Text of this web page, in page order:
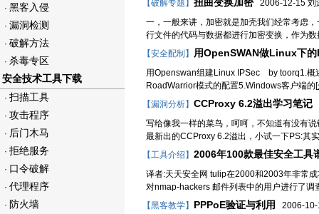
· 黑客入侵
· 漏洞检测
· 破解方法
· 杀毒专区
安全技术工具下载
· 扫描工具
· 攻击程序
· 后门木马
· 拒绝服务
· 口令破解
· 代理程序
· 防火墙
【破解专题】
2006-12-15 刘
一，一般来讲，加密就是加壳我们经常考虑
行文件的代码与数据都进行加密变换，作为
【安全配制】 用OpenSWAN做Linux下
用Openswan组建Linux IPSec by toorq1.
RoadWarrior模式的配置5.Windows客户端的[
【漏洞分析】 CCProxy 6.2溢出学习笔记
写给像我一样的菜鸟，呵呵，不知道有没有
最新出的CCProxy 6.2溢出，小试一下PS:其
【工具介绍】 2006年100款最佳安全工具
译者:天天安全网 tulip在2000和2003年非常
对nmap-hackers 邮件列表中的用户进行了
【黑客教学】 PPPoE验证与利用
2006-10-